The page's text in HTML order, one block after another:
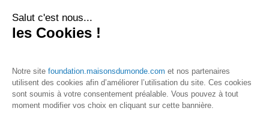
À la suite d’un premier soutien de la Fondation Maisons du
Monde entre 2017 et 2019, le projet a permis de faire
les communautés locales Ticunas.
Les avancées du projet
Salut c'est nous...
les Cookies !
Notre site foundation.maisonsdumonde.com et nos partenaires
utilisent des cookies afin d’améliorer l’utilisation du site. Ces cookies
sont soumis à votre consentement préalable. Vous pouvez à tout
moment modifier vos choix en cliquant sur cette bannière.